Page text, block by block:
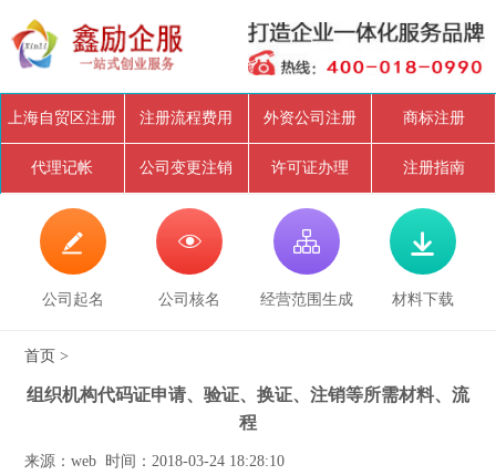
上海自贸区注册 注册流程费用 外资公司注册 商标注册
代理记帐 公司变更注销 许可证办理 注册指南

公司起名

公司核名

经营范围生成

材料下载
首页 >
组织机构代码证申请、验证、换证、注销等所需材料、流
程
来源：web 时间：2018-03-24 18:28:10